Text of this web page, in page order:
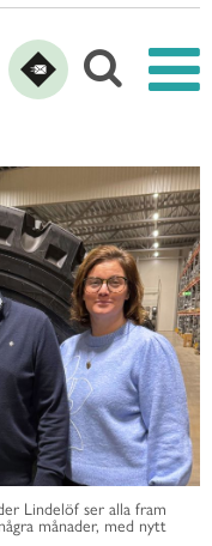
Lindelöf ser alla fram
månader, med nytt